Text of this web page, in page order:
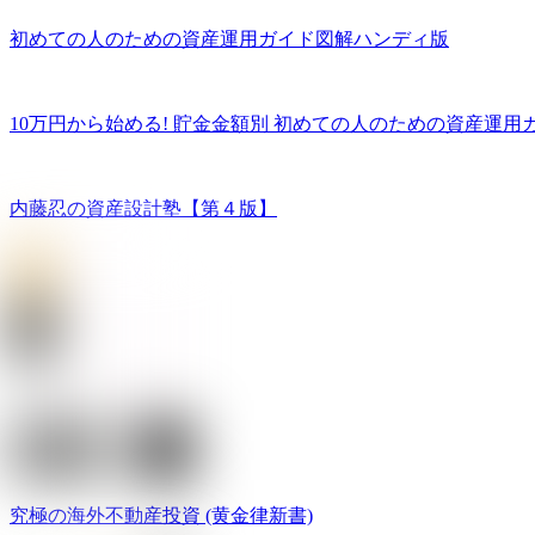
初めての人のための資産運用ガイド図解ハンディ版
10万円から始める! 貯金金額別 初めての人のための資産運用
内藤忍の資産設計塾【第４版】
究極の海外不動産投資 (黄金律新書)